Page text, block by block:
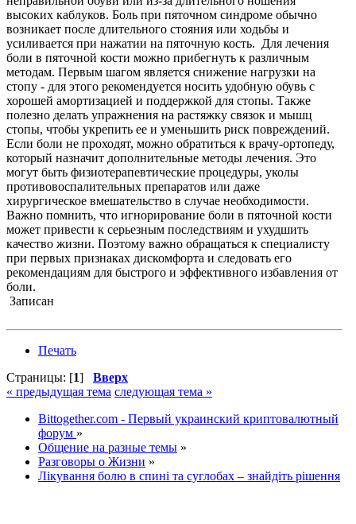
высоких каблуков. Боль при пяточном синдроме обычно
возникает после длительного стояния или ходьбы и
усиливается при нажатии на пяточную кость. Для лечения
боли в пяточной кости можно прибегнуть к различным
методам. Первым шагом является снижение нагрузки на
стопу - для этого рекомендуется носить удобную обувь с
хорошей амортизацией и поддержкой для стопы. Также
полезно делать упражнения на растяжку связок и мышц
стопы, чтобы укрепить ее и уменьшить риск повреждений.
Если боли не проходят, можно обратиться к врачу-ортопеду,
который назначит дополнительные методы лечения. Это
могут быть физиотерапевтические процедуры, уколы
противовоспалительных препаратов или даже
хирургическое вмешательство в случае необходимости.
Важно помнить, что игнорирование боли в пяточной кости
может привести к серьезным последствиям и ухудшить
качество жизни. Поэтому важно обращаться к специалисту
при первых признаках дискомфорта и следовать его
рекомендациям для быстрого и эффективного избавления от
боли.
Записан
Печать
Страницы: [1] Вверх
« предыдущая тема следующая тема »
Bittogether.com - Первый украинский криптовалютный
форум »
Общение на разные темы »
Разговоры о Жизни »
Лікування болю в спині та суглобах – знайдіть рішення